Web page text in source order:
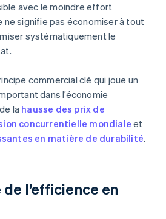
avec le moindre effort
ne signifie pas économiser à tout
systématiquement le
commercial clé qui joue un
dans l’économie
la hausse des prix de
concurrentielle mondiale et
en matière de durabilité.
de l’efficience en